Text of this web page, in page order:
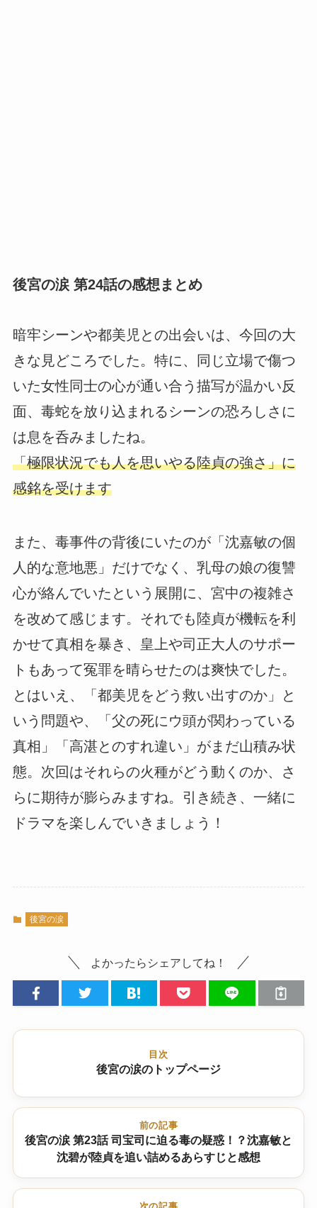
後宮の涙 第24話の感想まとめ
暗牢シーンや都美児との出会いは、今回の大
きな見どころでした。特に、同じ立場で傷つ
いた女性同士の心が通い合う描写が温かい反
面、毒蛇を放り込まれるシーンの恐ろしさに
は息を呑みましたね。
「極限状況でも人を思いやる陸貞の強さ」に
感銘を受けます
また、毒事件の背後にいたのが「沈嘉敏の個
人的な意地悪」だけでなく、乳母の娘の復讐
心が絡んでいたという展開に、宮中の複雑さ
を改めて感じます。それでも陸貞が機転を利
かせて真相を暴き、皇上や司正大人のサポー
トもあって冤罪を晴らせたのは爽快でした。
とはいえ、「都美児をどう救い出すのか」と
いう問題や、「父の死にウ頭が関わっている
真相」「高湛とのすれ違い」がまだ山積み状
態。次回はそれらの火種がどう動くのか、さ
らに期待が膨らみますね。引き続き、一緒に
ドラマを楽しんでいきましょう！
後宮の涙
よかったらシェアしてね！
目次
後宮の涙のトップページ
前の記事
後宮の涙 第23話 司宝司に迫る毒の疑惑！？沈嘉敏と
沈碧が陸貞を追い詰めるあらすじと感想